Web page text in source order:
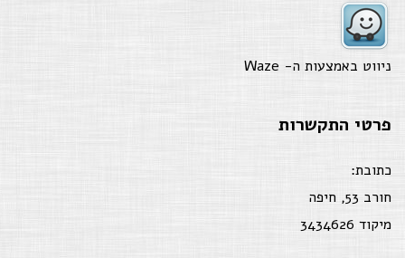
ניווט באמצעות ה- Waze
פרטי התקשרות
כתובת:
חורב 53, חיפה
מיקוד 3434626